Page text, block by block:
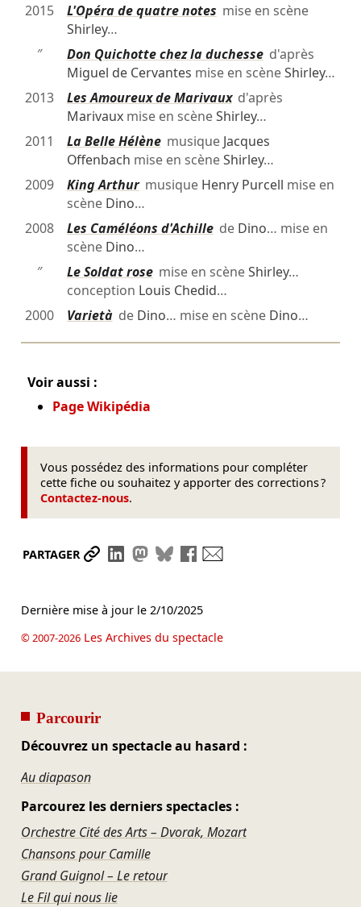
2015
L'Opéra de quatre notes mise en scène
Shirley…
″
Don Quichotte chez la duchessed'après
Miguel de Cervantes mise en scèneShirley…
2013
Les Amoureux de Marivauxd'après
Marivauxmise en scèneShirley…
2011
La Belle Hélènemusique Jacques
Offenbach mise en scèneShirley…
2009
King Arthurmusique Henry Purcell mise en
scène Dino…
2008
Les Caméléons d'Achillede Dino… mise en
scène Dino…
″
Le Soldat rosemise en scèneShirley…
conception Louis Chedid…
2000
Varietàde Dino… mise en scène Dino…
Voir aussi :
Page Wikipédia
Vous possédez des informations pour compléter
cette fiche ou souhaitez y apporter des corrections ?
Contactez-nous.
PARTAGER Partager le lien
Partager sur LinkedIn
Partager sur Mastodon
Partager sur Bluesky
Partager sur Facebook
Dernière mise à jour le 2/10/2025
© 2007-2026Les Archives du spectacle
Parcourir
Découvrez un spectacle au hasard :
Au diapason
Parcourez les derniers spectacles :
Orchestre Cité des Arts – Dvorak, Mozart
Chansons pour Camille
Grand Guignol – Le retour
Le Fil qui nous lie